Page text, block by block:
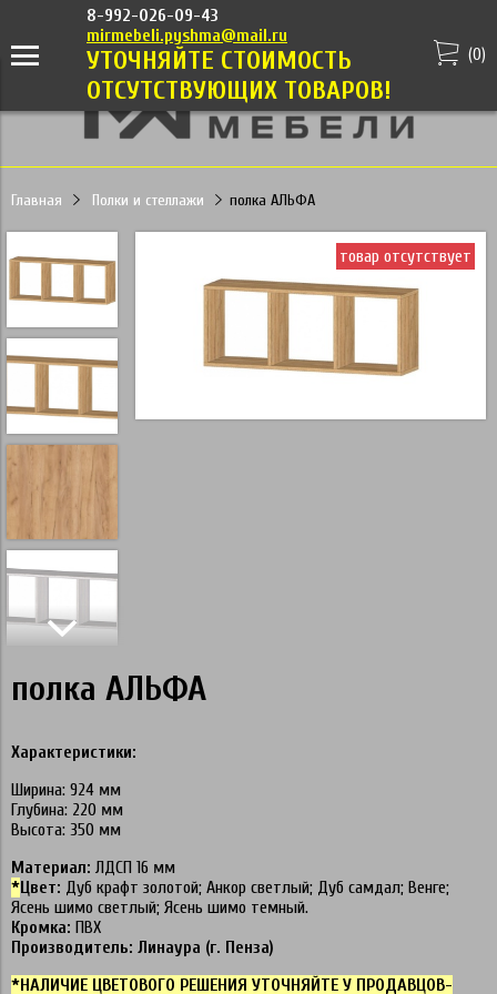
8-992-026-09-43
mirmebeli.pyshma@mail.ru
УТОЧНЯЙТЕ СТОИМОСТЬ
ОТСУТСТВУЮЩИХ ТОВАРОВ!
(0)
Главная Полки и стеллажи полка АЛЬФА
товар отсутствует
полка АЛЬФА
Характеристики:
Ширина: 924 мм
Глубина: 220 мм
Высота: 350 мм
Материал: ЛДСП 16 мм
*Цвет: Дуб крафт золотой; Анкор светлый; Дуб самдал; Венге;
Ясень шимо светлый; Ясень шимо темный.
Кромка: ПВХ
Производитель: Линаура (г. Пенза)
*НАЛИЧИЕ ЦВЕТОВОГО РЕШЕНИЯ УТОЧНЯЙТЕ У ПРОДАВЦОВ-